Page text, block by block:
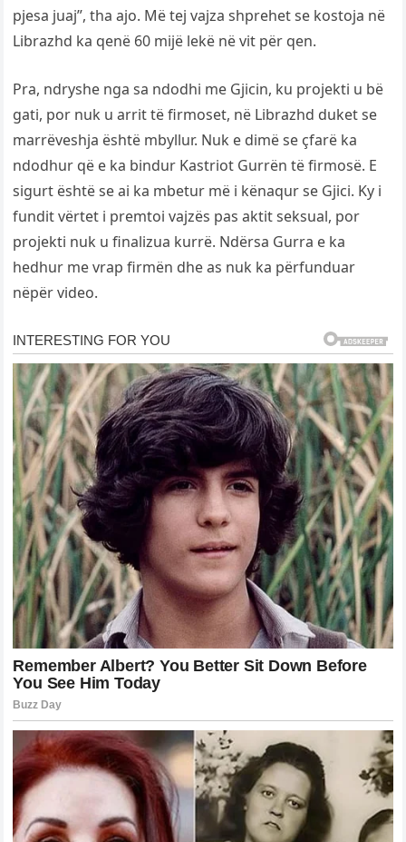
pjesa juaj”, tha ajo. Më tej vajza shprehet se kostoja në
Librazhd ka qenë 60 mijë lekë në vit për qen.
Pra, ndryshe nga sa ndodhi me Gjicin, ku projekti u bë
gati, por nuk u arrit të firmoset, në Librazhd duket se
marrëveshja është mbyllur. Nuk e dimë se çfarë ka
ndodhur që e ka bindur Kastriot Gurrën të firmosë. E
sigurt është se ai ka mbetur më i kënaqur se Gjici. Ky i
fundit vërtet i premtoi vajzës pas aktit seksual, por
projekti nuk u finalizua kurrë. Ndërsa Gurra e ka
hedhur me vrap firmën dhe as nuk ka përfunduar
nëpër video.